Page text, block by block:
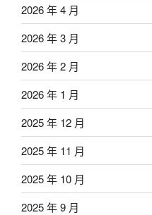
2026 年 4 月
2026 年 3 月
2026 年 2 月
2026 年 1 月
2025 年 12 月
2025 年 11 月
2025 年 10 月
2025 年 9 月